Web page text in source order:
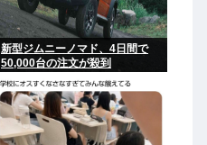
新型ジムニーノマド、4日間で
50,000台の注文が殺到